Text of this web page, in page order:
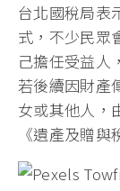
台北國稅局表
式，不少民眾
己擔任受益人
若後續因財產
女或其他人，
《遺產及贈